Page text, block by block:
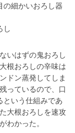
の細かいおろし器
し
いはずの鬼おろし
根おろしの辛味は
ドン蒸発してしま
っているので、口
という仕組みであ
大根おろしを速攻
わかった。